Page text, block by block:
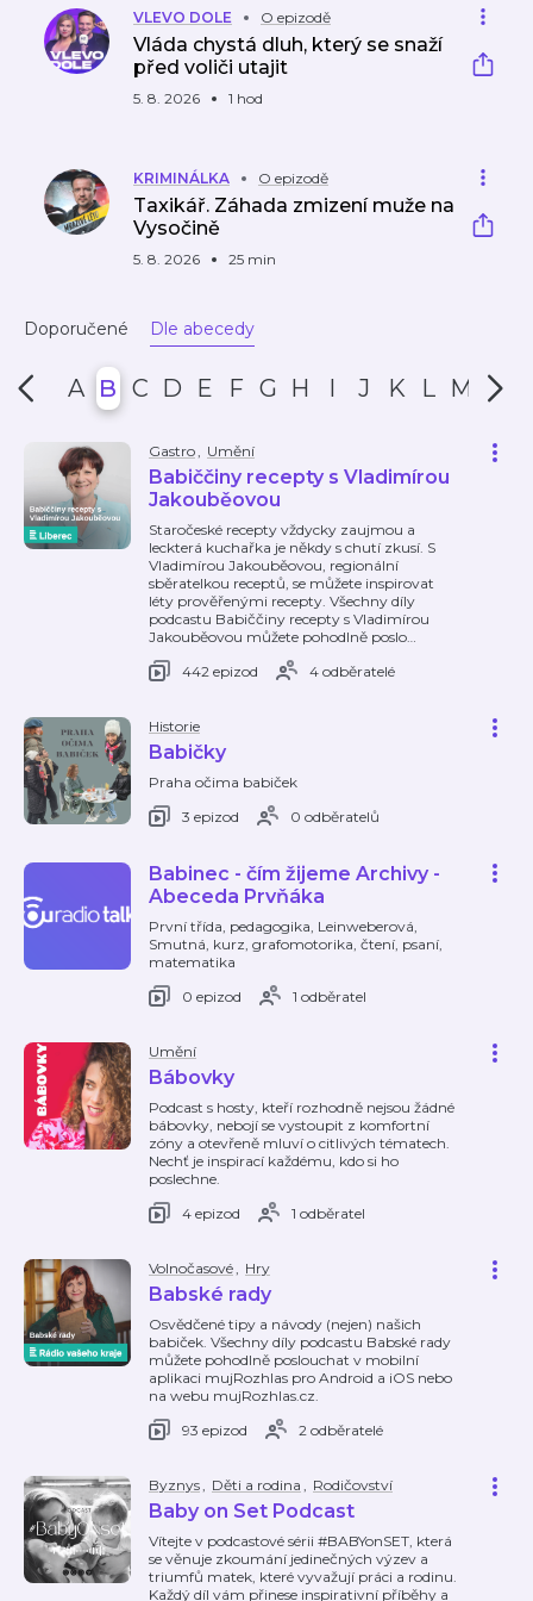
VLEVO DOLE O epizodě
Vláda chystá dluh, který se snaží
před voliči utajit
5. 8. 2026 1 hod
KRIMINÁLKA O epizodě
Taxikář. Záhada zmizení muže na
Vysočině
5. 8. 2026 25 min
Doporučené Dle abecedy
A B C D E F G H I J K L M N
Gastro, Umění
Babiččiny recepty s Vladimírou
Jakouběovou
Staročeské recepty vždycky zaujmou a
leckterá kuchařka je někdy s chutí zkusí. S
Vladimírou Jakouběovou, regionální
sběratelkou receptů, se můžete inspirovat
léty prověřenými recepty. Všechny díly
podcastu Babiččiny recepty s Vladimírou
Jakouběovou můžete pohodlně poslo…
442 epizod
4 odběratelé
Historie
Babičky
Praha očima babiček
3 epizod
0 odběratelů
Babinec - čím žijeme Archivy -
Abeceda Prvňáka
První třída, pedagogika, Leinweberová,
Smutná, kurz, grafomotorika, čtení, psaní,
matematika
0 epizod
1 odběratel
Umění
Bábovky
Podcast s hosty, kteří rozhodně nejsou žádné
bábovky, nebojí se vystoupit z komfortní
zóny a otevřeně mluví o citlivých tématech.
Nechť je inspirací každému, kdo si ho
poslechne.
4 epizod
1 odběratel
Volnočasové, Hry
Babské rady
Osvědčené tipy a návody (nejen) našich
babiček. Všechny díly podcastu Babské rady
můžete pohodlně poslouchat v mobilní
aplikaci mujRozhlas pro Android a iOS nebo
na webu mujRozhlas.cz.
93 epizod
2 odběratelé
Byznys, Děti a rodina , Rodičovství
Baby on Set Podcast
Vítejte v podcastové sérii #BABYonSET, která
se věnuje zkoumání jedinečných výzev a
triumfů matek, které vyvažují práci a rodinu.
Každý díl vám přinese inspirativní příběhy a